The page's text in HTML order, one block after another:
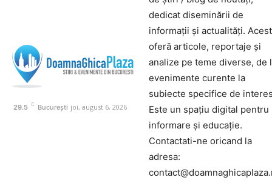
29.5 C București joi, august 6, 2026
dedicat diseminării de
informații și actualități.
oferă articole, reportaje și
analize pe teme diverse, de
evenimente curente la
subiecte specifice de
Este un spațiu digital pentru
informare și educație.
Contactati-ne oricand la
adresa: